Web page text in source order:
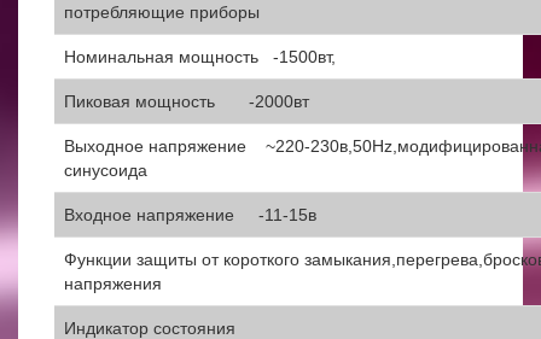
потребляющие приборы
Номинальная мощность -1500вт,
Пиковая мощность -2000вт
Выходное напряжение ~220-
синусоида
Входное напряжение -11-15в
Функции защиты от короткого
напряжения
Индикатор состояния